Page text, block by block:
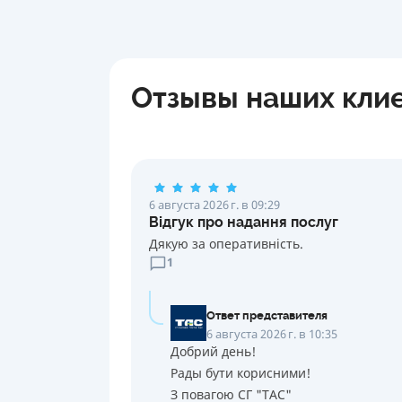
Отзывы наших
6 августа 2026 г. в 09:29
Відгук про надання послуг
Дякую за оперативність.
1
Ответ представителя
6 августа 2026 г. в 10:35
Добрий день!
Рады бути корисними!
З повагою СГ "ТАС"